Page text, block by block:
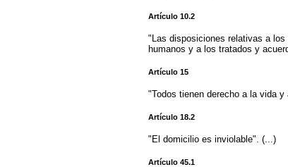
Artículo 10.2
"Las disposiciones relativas a
humanos y a los tratados y
Artículo 15
"Todos tienen derecho a la vida
Artículo 18.2
"El domicilio es inviolable". (...)
Artículo 45.1